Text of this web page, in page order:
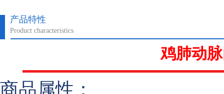
产品特性
Product characteristics
鸡肺动
商品属性：